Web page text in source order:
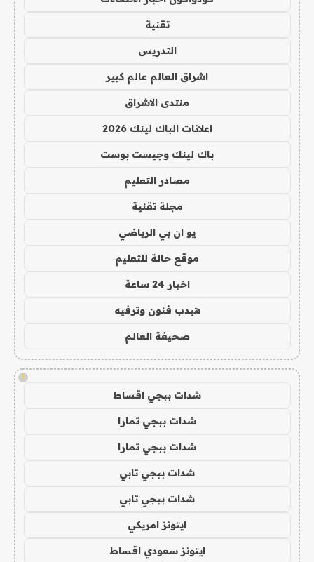
تقنية
التدريس
اشراق العالم عالم كبير
منتدى الاشراق
اعلانات الباك لينك 2026
باك لينك وجيست بوست
مصادر التعليم
مجلة تقنية
يو ان بي الرياضي
موقع حالة للتعليم
اخبار 24 ساعة
هيدب فنون وترفيه
صحيفة العالم
!
شدات ببجي اقساط
شدات ببجي تمارا
شدات ببجي تمارا
شدات ببجي تابي
شدات ببجي تابي
ايتونز امريكي
ايتونز سعودي اقساط